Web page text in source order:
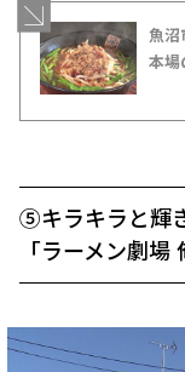
魚沼
本場
⑤キラキラと輝
「ラーメン劇場